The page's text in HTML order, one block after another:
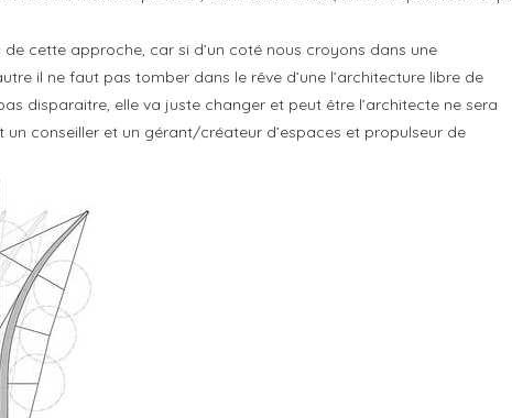
cette approche, car si d’un coté nous croyons dans une
il ne faut pas tomber dans le rêve d’une l’architecture libre de
disparaitre, elle va juste changer et peut être l’architecte ne sera
conseiller et un gérant/créateur d’espaces et propulseur de